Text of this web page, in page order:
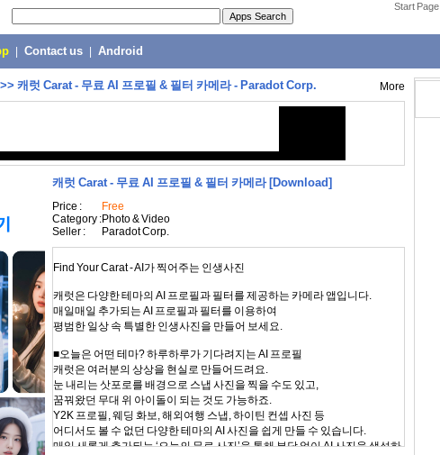
Start Page
Contact us Android
>> 캐럿 Carat - 무료 AI 프로필 & 필터 카메라 - Paradot Corp. More
캐럿 Carat - 무료 AI 프로필 & 필터 카메라[Download]
Price :
Free
Category :Photo & Video
Seller :
Paradot Corp.
Find Your Carat - AI가 찍어주는 인생사진
캐럿은 다양한 테마의 AI 프로필과 필터를 제공하는 카메라 앱입니다.
매일매일 추가되는 AI 프로필과 필터를 이용하여
평범한 일상 속 특별한 인생사진을 만들어 보세요.
■오늘은 어떤 테마? 하루하루가 기다려지는 AI 프로필
캐럿은 여러분의 상상을 현실로 만들어드려요.
눈 내리는 삿포로를 배경으로 스냅 사진을 찍을 수도 있고,
꿈꿔왔던 무대 위 아이돌이 되는 것도 가능하죠.
Y2K 프로필, 웨딩 화보, 해외여행 스냅, 하이틴 컨셉 사진 등
어디서도 볼 수 없던 다양한 테마의 AI 사진을 쉽게 만들 수 있습니다.
매일 새롭게 추가되는 ‘오늘의 무료 사진’을 통해 부담 없이 AI 사진을 생성하